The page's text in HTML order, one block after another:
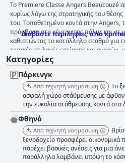
Το Premiere Classe Angers Beaucouzé
κυρίως λόγω της στρατηγικής του
του. Τοποθετημένο κοντά στην Angers,
πρόσβαση στο κέντρο της πόλης και σε
καθιστώντας το κατάλληλο σταθμό για
τοπικές επιλογές εστίασης και
χώρο στάθμευσης, ενισχύει περαιτέρω
ήσυχο, καταπράσινο περιβάλλον, το
με την προσβασιμότητα, κατάλληλο για
Η προσφορά πρωινού συγκεντρώνει
ποιότητα και την αξία του, με τα
επαινούνται συχνά. Ενώ η τιμή
κάποιες εκκλήσεις για βελτίωση της
αναπλήρωσης των ειδών. Η φιλικότητα
διάρκεια του πρωινού σημειώνεται ως πλεονέκτημα.
δωματίων στο ξενοδοχείο είναι
βρίσκουν τα δωμάτια καθαρά και
αναφέρουν θέματα όπως οι μικροί,
Διαβάστε περιλήψεις από
Κατηγορίες
Πάρκινγκ
Από τεχνητή νοημοσύνη
Το
ασφαλή χώρο στάθμευσης με
την ευκολία στάθμευσης κοντά στα
Φθηνό
Από τεχνητή νοημοσύνη
ξενοδοχείο προσφέρει οικονομικά
παρέχει βασικές ανέσεις για μια
παράλληλα λαμβάνει υπόψη το